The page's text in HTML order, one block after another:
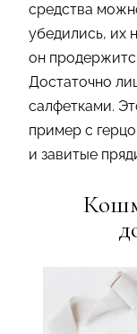
средства
убедились, их
он
Достаточно
салфетками.
пример с
и завитые